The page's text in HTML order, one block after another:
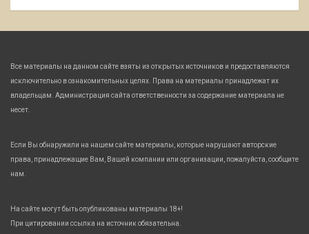
Все материалы на данном сайте взяты из открытых источников и предоставляются
исключительно в ознакомительных целях. Права на материалы принадлежат их
владельцам. Администрация сайта ответственности за содержание материала не
несет.
Если Вы обнаружили на нашем сайте материалы, которые нарушают авторские
права, принадлежащие Вам, Вашей компании или организации, пожалуйста, сообщите
нам.
На сайте могут быть опубликованы материалы 18+!
При цитировании ссылка на источник обязательна.